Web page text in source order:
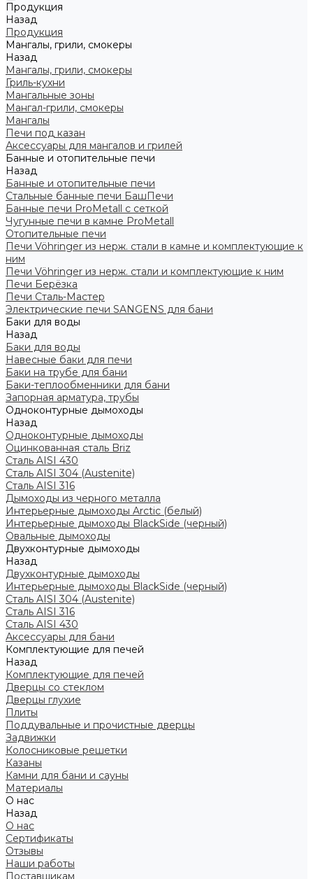
Продукция
Назад
Продукция
Мангалы, грили, смокеры
Назад
Мангалы, грили, смокеры
Гриль-кухни
Мангальные зоны
Мангал-грили, смокеры
Мангалы
Печи под казан
Аксессуары для мангалов и грилей
Банные и отопительные печи
Назад
Банные и отопительные печи
Стальные банные печи БашПечи
Банные печи ProMetall с сеткой
Чугунные печи в камне ProMetall
Отопительные печи
Печи Vöhringer из нерж. стали в камне и комплектующие к
ним
Печи Vöhringer из нерж. стали и комплектующие к ним
Печи Берёзка
Печи Сталь-Мастер
Электрические печи SANGENS для бани
Баки для воды
Назад
Баки для воды
Навесные баки для печи
Баки на трубе для бани
Баки-теплообменники для бани
Запорная арматура, трубы
Одноконтурные дымоходы
Назад
Одноконтурные дымоходы
Оцинкованная сталь Briz
Сталь AISI 430
Сталь AISI 304 (Austenite)
Сталь AISI 316
Дымоходы из черного металла
Интерьерные дымоходы Arctic (белый)
Интерьерные дымоходы BlackSide (черный)
Овальные дымоходы
Двухконтурные дымоходы
Назад
Двухконтурные дымоходы
Интерьерные дымоходы BlackSide (черный)
Сталь AISI 304 (Austenite)
Сталь AISI 316
Сталь AISI 430
Аксессуары для бани
Комплектующие для печей
Назад
Комплектующие для печей
Дверцы со стеклом
Дверцы глухие
Плиты
Поддувальные и прочистные дверцы
Задвижки
Колосниковые решетки
Казаны
Камни для бани и сауны
Материалы
О нас
Назад
О нас
Сертификаты
Отзывы
Наши работы
Поставщикам